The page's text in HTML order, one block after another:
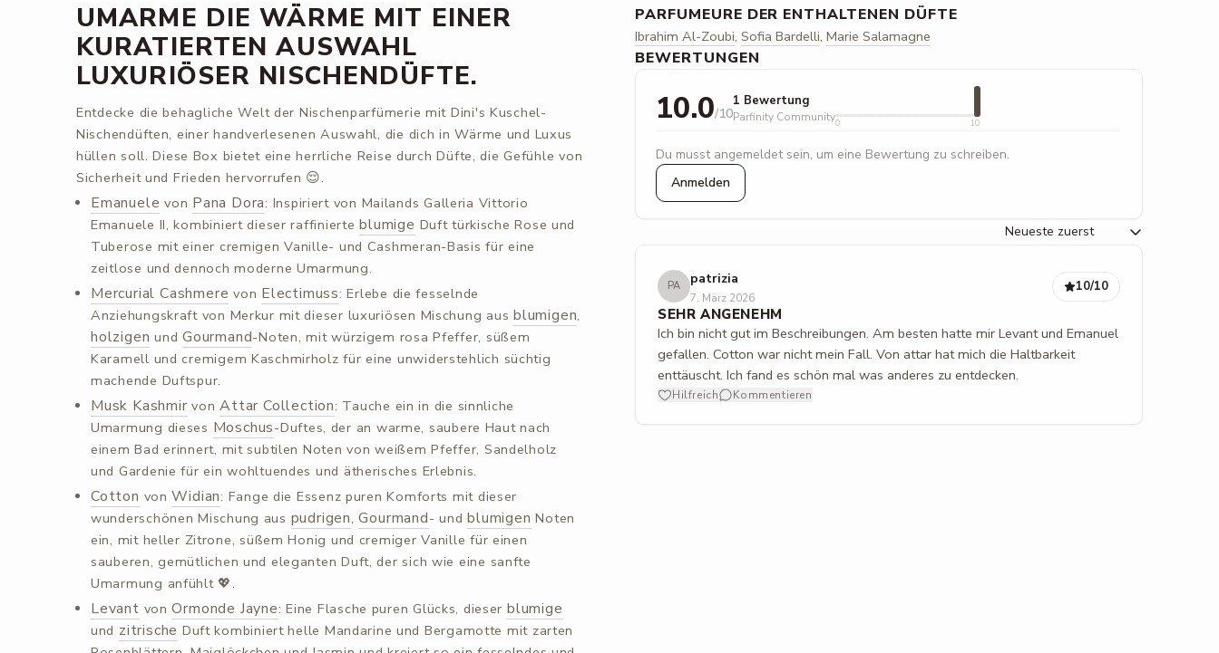
UMARME DIE WÄRME MIT EINER
KURATIERTEN AUSWAHL
LUXURIÖSER NISCHENDÜFTE.
Entdecke die behagliche Welt der Nischenparfümerie mit Dini's Kuschel-
Nischendüften, einer handverlesenen Auswahl, die dich in Wärme und Luxus
hüllen soll. Diese Box bietet eine herrliche Reise durch Düfte, die Gefühle von
Sicherheit und Frieden hervorrufen 😌.
Emanuele von Pana Dora: Inspiriert von Mailands Galleria Vittorio
Emanuele II, kombiniert dieser raffinierteblumige Duft türkische Rose und
Tuberose mit einer cremigen Vanille- und Cashmeran-Basis für eine
zeitlose und dennoch moderne Umarmung.
Mercurial Cashmere von Electimuss: Erlebe die fesselnde
Anziehungskraft von Merkur mit dieser luxuriösen Mischung aus blumigen,
holzigen undGourmand-Noten, mit würzigem rosa Pfeffer, süßem
Karamell und cremigem Kaschmirholz für eine unwiderstehlich süchtig
machende Duftspur.
Musk Kashmir vonAttar Collection: Tauche ein in die sinnliche
Umarmung dieses Moschus-Duftes, der an warme, saubere Haut nach
einem Bad erinnert, mit subtilen Noten von weißem Pfeffer, Sandelholz
und Gardenie für ein wohltuendes und ätherisches Erlebnis.
Cotton vonWidian: Fange die Essenz puren Komforts mit dieser
wunderschönen Mischung aus pudrigen,Gourmand- undblumigen Noten
ein, mit heller Zitrone, süßem Honig und cremiger Vanille für einen
sauberen, gemütlichen und eleganten Duft, der sich wie eine sanfte
Umarmung anfühlt 💖.
Levant vonOrmonde Jayne: Eine Flasche puren Glücks, dieser blumige
und zitrische Duft kombiniert helle Mandarine und Bergamotte mit zarten
PARFUMEURE DER ENTHALTENEN DÜFTE
Ibrahim Al-Zoubi, Sofia Bardelli, Marie Salamagne
BEWERTUNGEN
10.0/10
1 Bewertung
Parfinity Community0 10
Du musst angemeldet sein, um eine Bewertung zu schreiben.
Anmelden
PA patrizia
7. März 2026
10/10
SEHR ANGENEHM
Ich bin nicht gut im Beschreibungen. Am besten hatte mir Levant und Emanuel
gefallen. Cotton war nicht mein Fall. Von attar hat mich die Haltbarkeit
enttäuscht. Ich fand es schön mal was anderes zu entdecken.
Hilfreich Kommentieren